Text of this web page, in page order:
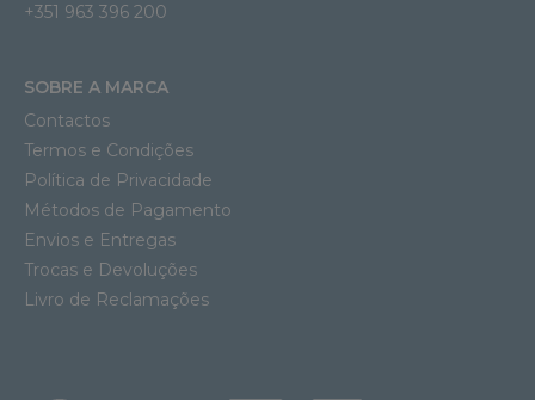
+351 963 396 200
SOBRE A MARCA
Contactos
Termos e Condições
Política de Privacidade
Métodos de Pagamento
Envios e Entregas
Trocas e Devoluções
Livro de Reclamações